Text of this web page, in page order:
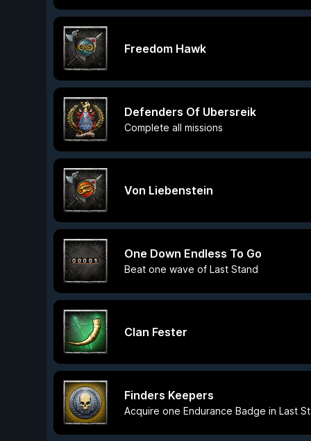
Freedom Hawk
Defenders Of Ubersreik
Complete all missions
Von Liebenstein
One Down Endless To Go
Beat one wave of Last Stand
Clan Fester
Finders Keepers
Acquire one Endurance Badge in Last